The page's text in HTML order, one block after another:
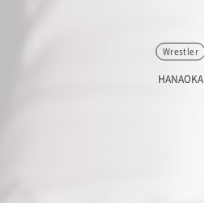
Wrestler
HANAOKA